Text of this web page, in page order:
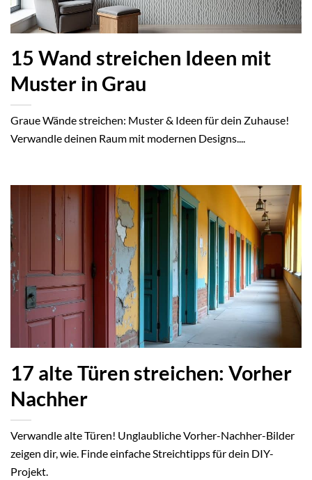
15 Wand streichen Ideen mit
Muster in Grau
Graue Wände streichen: Muster & Ideen für dein Zuhause!
Verwandle deinen Raum mit modernen Designs....
17 alte Türen streichen: Vorher
Nachher
Verwandle alte Türen! Unglaubliche Vorher-Nachher-Bilder
zeigen dir, wie. Finde einfache Streichtipps für dein DIY-
Projekt.